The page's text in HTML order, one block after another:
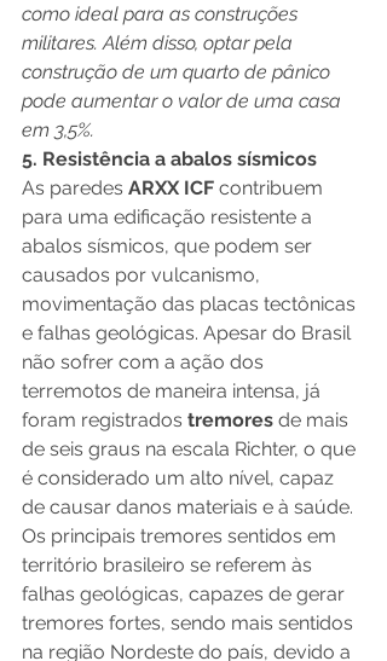
como ideal para as construções
militares. Além disso, optar pela
construção de um quarto de pânico
pode aumentar o valor de uma casa
em 3,5%.
5. Resistência a abalos sísmicos
As paredes ARXX ICF contribuem
para uma edificação resistente a
abalos sísmicos, que podem ser
causados por vulcanismo,
movimentação das placas tectônicas
e falhas geológicas. Apesar do Brasil
não sofrer com a ação dos
terremotos de maneira intensa, já
foram registrados tremores de mais
de seis graus na escala Richter, o que
é considerado um alto nível, capaz
de causar danos materiais e à saúde.
Os principais tremores sentidos em
território brasileiro se referem às
falhas geológicas, capazes de gerar
tremores fortes, sendo mais sentidos
na região Nordeste do país, devido a